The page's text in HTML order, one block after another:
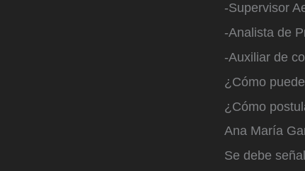
-Supervisor
-Analista de
-Auxiliar de
¿Cómo
¿Cómo
Ana María
Se debe